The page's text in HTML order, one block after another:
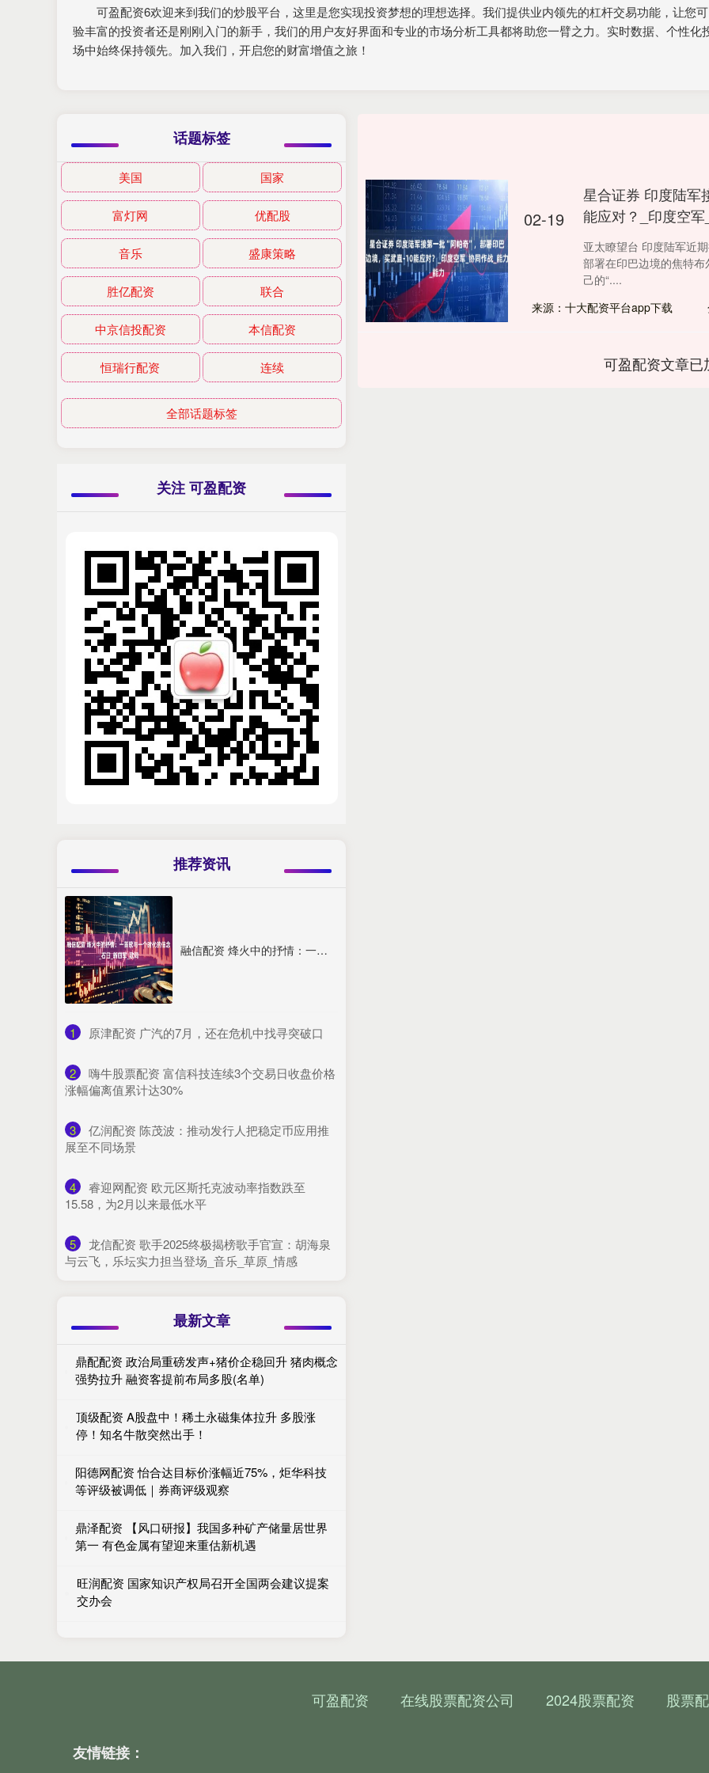
可盈配资6欢迎来到我们的炒股平台，这里是您实现投资梦想的理想选择。我们提供业内领先的杠杆交易功能，让您
验丰富的投资者还是刚刚入门的新手，我们的用户友好界面和专业的市场分析工具都将助您一臂之力。实时数据、个性
场中始终保持领先。加入我们，开启您的财富增值之旅！
02-19
星合证券 印度陆军
能应对？_印度空
亚太瞭望台 印度陆军近
部署在印巴边境的焦特
己的“....
来源：十大配资平台app下载
可盈配资文章已
话题标签
美国 国家
富灯网 优配股
音乐 盛康策略
胜亿配资 联合
中京信投配资 本信配资
恒瑞行配资 连续
全部话题标签
关注 可盈配资
推荐资讯
融信配资 烽火中的抒情：一首歌与一个时代的信念_石臼_新四军_歌词
1 ​原津配资 广汽的7月，还在危机中找寻突破口
2
​嗨牛股票配资 富信科技连续3个交易日收盘价格
涨幅偏离值累计达30%
3
​亿润配资 陈茂波：推动发行人把稳定币应用推
展至不同场景
4
​睿迎网配资 欧元区斯托克波动率指数跌至
15.58，为2月以来最低水平
5
​龙信配资 歌手2025终极揭榜歌手官宣：胡海泉
与云飞，乐坛实力担当登场_音乐_草原_情感
最新文章
鼎配配资 政治局重磅发声+猪价企稳回升 猪肉概念
强势拉升 融资客提前布局多股(名单)
顶级配资 A股盘中！稀土永磁集体拉升 多股涨
停！知名牛散突然出手！
阳德网配资 怡合达目标价涨幅近75%，炬华科技
等评级被调低｜券商评级观察
鼎泽配资 【风口研报】我国多种矿产储量居世界
第一 有色金属有望迎来重估新机遇
旺润配资 国家知识产权局召开全国两会建议提案
交办会
可盈配资 在线股票配资公司 2024股票配资 股票
友情链接：